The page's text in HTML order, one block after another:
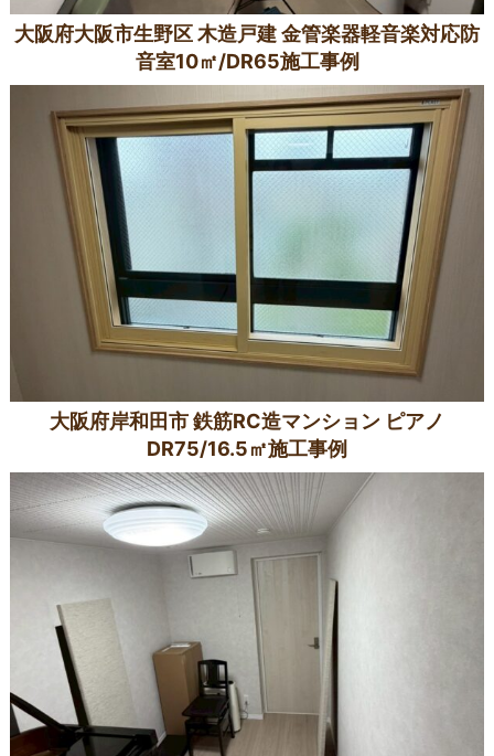
大阪府大阪市生野区 木造戸建 金管楽器軽音楽対応防
音室10㎡/DR65施工事例
大阪府岸和田市 鉄筋RC造マンション ピアノ
DR75/16.5㎡施工事例